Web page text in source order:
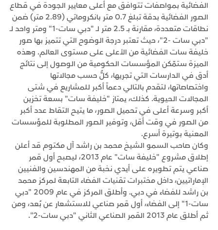
الفضائية بمواصفات تتوافق مع أعلى معايير الجودة في قطاع
الصور الفضائية بدقة تبلغ 0.7 متر بانكروماتي (2.89 متر) ضمن
نطاقات متعددة، مقارنة بـ 2.5 متر لـ "دبي سات-1" ومتر واحد لـ
"دبي سات -2"، حيث تعتبر درجة الوضوح التي تتميز بها صور
خليفة سات الفضائية من الأعلى على مستوى العالم. وهذه
الميزة ستمّكن المؤسسات الحكومية من الوصول إلى نتائج
أدق في الدارسات التي تجريها، كلٌّ حسب مجالاتها
واختصاصاتها، لتقدم بالتالي دعماً أكبر للمشاريع في شتى
المجالات الحيوية. كذلك، يمتاز "خليفة سات" بسعة تخزين
أكبر وسرعة أعلى في تحميل الصور، ما يتيح التقاط عدد أكبر
من الصور في وقت أقل، وتوفير الصور المطلوبة للمؤسسات
المعنية بوتيرة أسرع.
وكان صاحب السمو الشيخ محمد بن راشد آل مكتوم قد أعلن
إطلاق مشروع "خليفة سات" عام 2013، ليصبح أول قمر
صناعي يتم تطويره على أيدي نخبة من المهندسين والفنيين
الإماراتيين، داخل مختبرات تقنيات الفضاء التابعة لمركز محمد
بن راشد للفضاء في دبي. وأطلق المركز في عام 2009 "دبي
سات-1" إلى الفضاء، أول قمر صناعي للاستشعار عن بُعد، ومن
ثم أطلق عام 2013 القمر الصناعي الثاني "دبي سات-2".